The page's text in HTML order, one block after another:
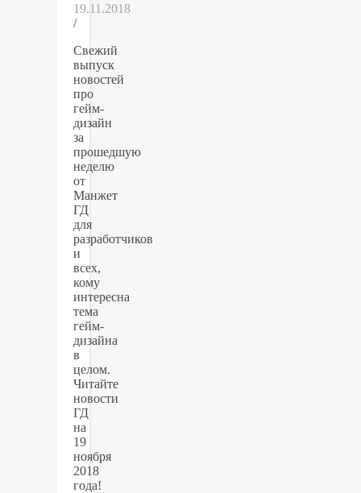
19.11.2018
/
Свежий
выпуск
новостей
про
гейм-
дизайн
за
прошедшую
неделю
от
Манжет
ГД
для
разработчиков
и
всех,
кому
интересна
тема
гейм-
дизайна
в
целом.
Читайте
новости
ГД
на
19
ноября
2018
года!